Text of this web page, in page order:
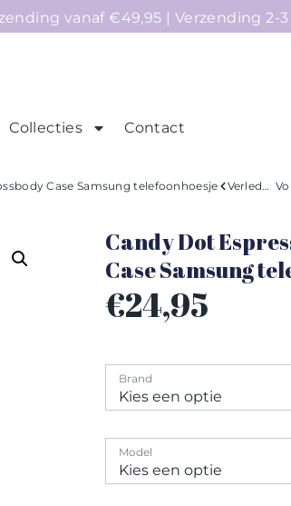
vanaf €49,95 | Verzending 2-
Collecties Contact
Case Samsung telefoonhoesje Verleden
Candy Dot
Case Samsung
€24,95
Brand
Model